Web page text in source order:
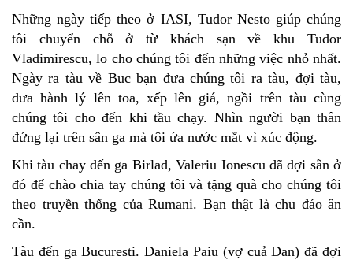
Những ngày tiếp theo ở IASI, Tudor Nesto giúp chúng
tôi chuyển chỗ ở từ khách sạn về khu Tudor
Vladimirescu, lo cho chúng tôi đến những việc nhỏ nhất.
Ngày ra tàu về Buc bạn đưa chúng tôi ra tàu, đợi tàu,
đưa hành lý lên toa, xếp lên giá, ngồi trên tàu cùng
chúng tôi cho đến khi tầu chạy. Nhìn người bạn thân
đứng lại trên sân ga mà tôi ứa nước mắt vì xúc động.
Khi tàu chay đến ga Birlad, Valeriu Ionescu đã đợi sẵn ở
đó để chào chia tay chúng tôi và tặng quà cho chúng tôi
theo truyền thống của Rumani. Bạn thật là chu đáo ân
cần.
Tàu đến ga Bucuresti. Daniela Paiu (vợ cuả Dan) đã đợi